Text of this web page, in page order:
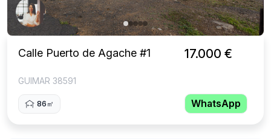
Calle Puerto de Agache #1
GUIMAR 38591
86㎡
17.000 €
WhatsApp